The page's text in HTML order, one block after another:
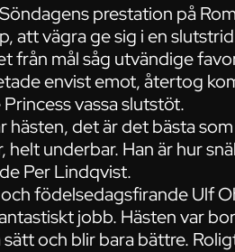
prestation på
att vägra ge sig i en
från mål såg utvändige
envist emot, återtog
vassa slutstöt.
hästen, det är det bästa
helt underbar. Han är hur
Per Lindqvist.
födelsedagsfirande Ulf
jobb. Hästen var
och blir bara bättre.